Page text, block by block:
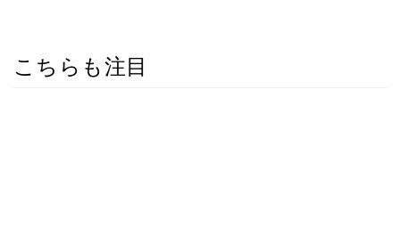
こちらも注目